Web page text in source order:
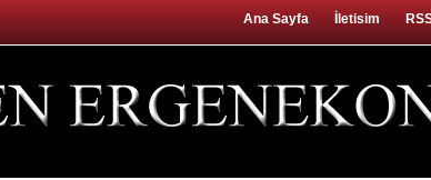
Ana Sayfa İletisim